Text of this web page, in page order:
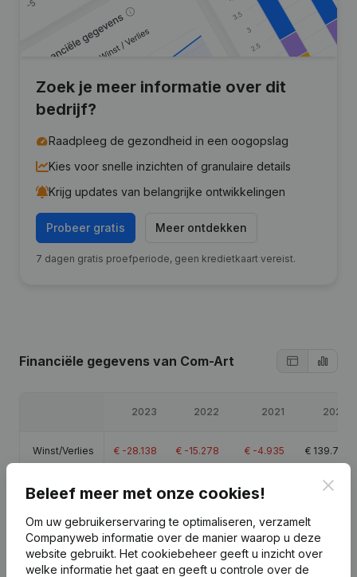
Zoek je meer informatie over dit
bedrijf?
Raadpleeg de gezondheid in een oogopslag
Kies voor snelle inzichten of granulaire details
Krijg updates van belangrijke ontwikkelingen
Probeer gratis Meer ontdekken
7 dagen gratis proefperiode, geen kredietkaart vereist.
Financiële gegevens van Com-Art
2023 2022 2021 2020
Winst/Verlies € -28.138 € -15.278 € -4.935 € 139.712
Eigen
vermogen
€ 93.362 €121.499 €136.777
Brutomarge €-11.805 €-13.146 €6.481 €209.186
Beleef meer met onze cookies!
Om uw gebruikerservaring te optimaliseren, verzamelt
Companyweb informatie over de manier waarop u deze
website gebruikt. Het cookiebeheer geeft u inzicht over
welke informatie het gaat en geeft u controle over de